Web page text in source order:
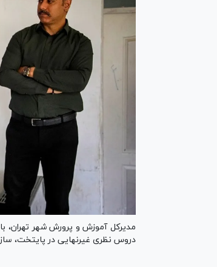
مدیرکل آموزش و پرورش شهر تهران،
دروس نظری غیرنهایی در پایتخت،